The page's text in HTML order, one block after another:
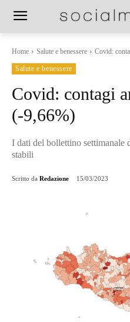
Home Salute e benessere Covid:
Salute e benessere
Covid: contagi
(-9,66%)
I dati del bollettino settimanale
stabili
Scritto da Redazione 15/03/2023